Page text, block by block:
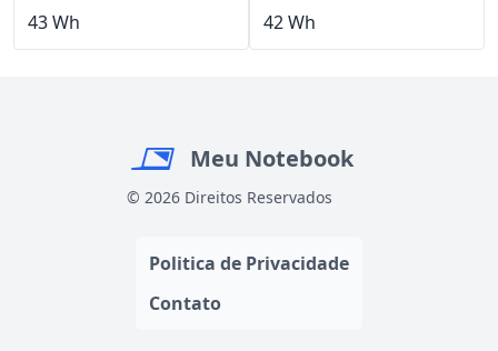
43 Wh 42 Wh
Meu Notebook
© 2026 Direitos Reservados
Politica de Privacidade
Contato